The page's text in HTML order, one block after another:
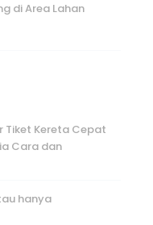
di Area Lahan
Tiket Kereta Cepat
Cara dan
hanya